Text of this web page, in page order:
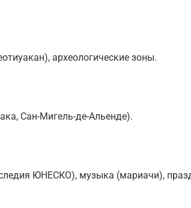
археологические зоны.
Сан-Мигель-де-Альенде).
ЮНЕСКО), музыка (мариачи),